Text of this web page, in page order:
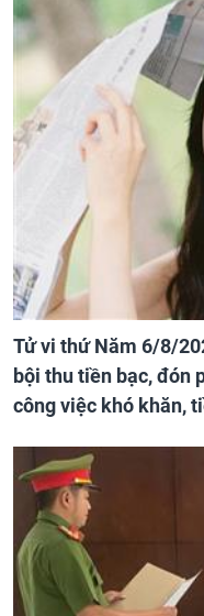
Tử vi thứ Năm 6/8/
bội thu tiền bạc, đón
công việc khó khăn,